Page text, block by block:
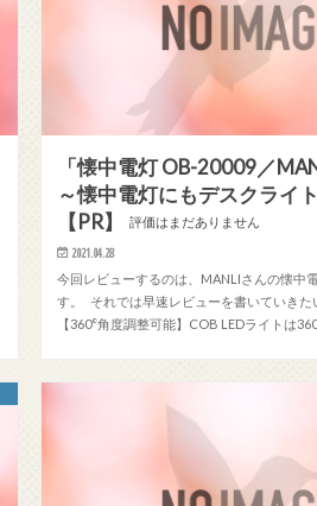
「懐中電灯 OB-20009／
～懐中電灯にもデスクライ
【PR】
評価はまだありません
2021.04.28
今回レビューするのは、MANLIさんの懐中
す。 それでは早速レビューを書いていき
【360°角度調整可能】COB LEDライトは